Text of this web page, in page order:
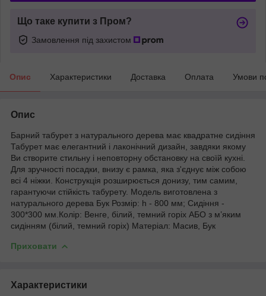
Що таке купити з Пром?
Замовлення під захистом
Опис Характеристики Доставка Оплата Умови
Опис
Барний табурет з натурального дерева має квадратне сидіння
Табурет має елегантний і лаконічний дизайн, завдяки якому
Ви створите стильну і неповторну обстановку на своїй кухні.
Для зручності посадки, внизу є рамка, яка з'єднує між собою
всі 4 ніжки. Конструкція розширюється донизу, тим самим,
гарантуючи стійкість табурету. Модель виготовлена з
натурального дерева Бук Розмір: h - 800 мм; Сидіння -
300*300 мм.Колір: Венге, білий, темний горіх АБО з м’яким
сидінням (білий, темний горіх) Матеріал: Масив, Бук
Приховати
Характеристики